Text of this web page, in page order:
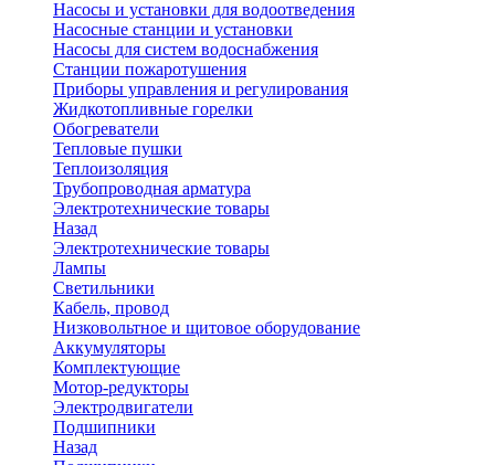
Насосы и установки для водоотведения
Насосные станции и установки
Насосы для систем водоснабжения
Станции пожаротушения
Приборы управления и регулирования
Жидкотопливные горелки
Обогреватели
Тепловые пушки
Теплоизоляция
Трубопроводная арматура
Электротехнические товары
Назад
Электротехнические товары
Лампы
Светильники
Кабель, провод
Низковольтное и щитовое оборудование
Аккумуляторы
Комплектующие
Мотор-редукторы
Электродвигатели
Подшипники
Назад